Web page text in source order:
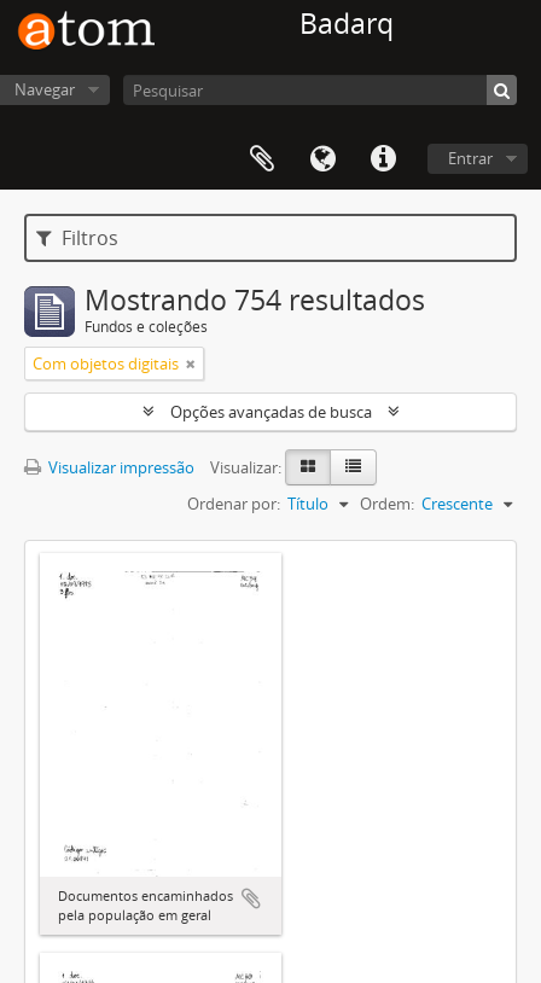
Badarq
Navegar
Entrar
Filtros
Mostrando 754 resultados
Fundos e coleções
Com objetos digitais
Opções avançadas de busca
Visualizar impressão
Visualizar:
Ordenar por: Título Ordem: Crescente
Documentos encaminhados
pela população em geral